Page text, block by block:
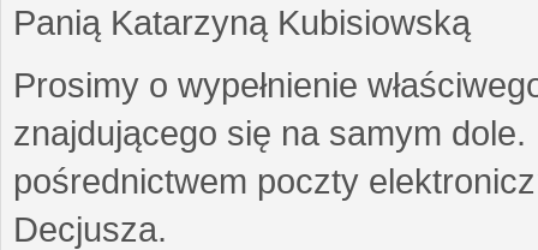
Panią Katarzyną Kubisiowską
Prosimy o wypełnienie
znajdującego się na samym
pośrednictwem poczty
Decjusza.